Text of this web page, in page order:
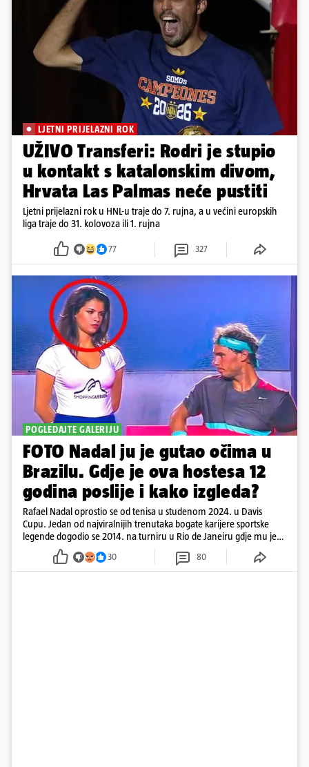
LJETNI PRIJELAZNI ROK
UŽIVO Transferi: Rodri je stupio
u kontakt s katalonskim divom,
Hrvata Las Palmas neće pustiti
Ljetni prijelazni rok u HNL-u traje do 7. rujna, a u većini europskih
liga traje do 31. kolovoza ili 1. rujna
77 327
POGLEDAJTE GALERIJU
FOTO Nadal ju je gutao očima u
Brazilu. Gdje je ova hostesa 12
godina poslije i kako izgleda?
Rafael Nadal oprostio se od tenisa u studenom 2024. u Davis
Cupu. Jedan od najviralnijih trenutaka bogate karijere sportske
legende dogodio se 2014. na turniru u Rio de Janeiru gdje mu je
pažnju odvlačila ljepotica iza klupe
30 80